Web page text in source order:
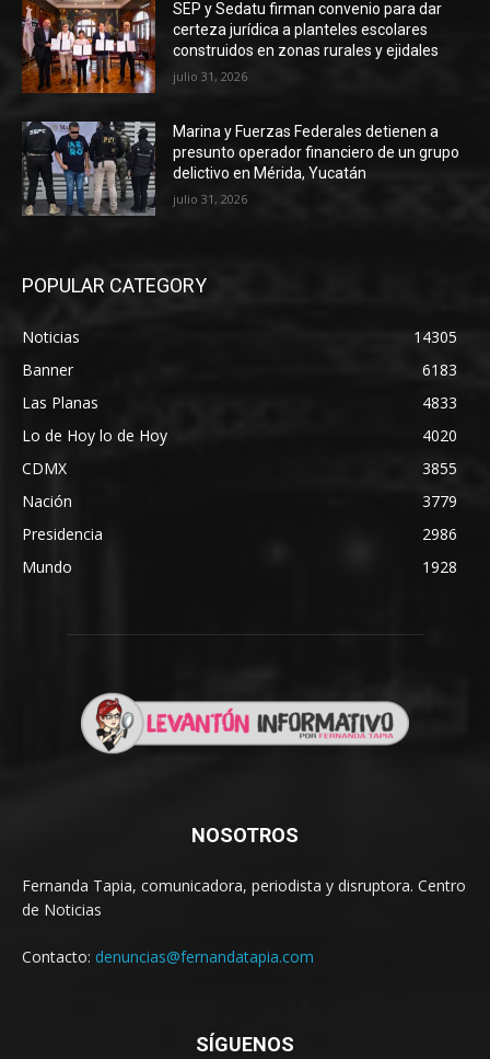
SEP y Sedatu firman convenio para dar
certeza jurídica a planteles escolares
construidos en zonas rurales y ejidales
julio 31, 2026
Marina y Fuerzas Federales detienen a
presunto operador financiero de un grupo
delictivo en Mérida, Yucatán
julio 31, 2026
POPULAR CATEGORY
Noticias
14305
Banner
6183
Las Planas
4833
Lo de Hoy lo de Hoy
4020
CDMX
3855
Nación
3779
Presidencia
2986
Mundo
1928
NOSOTROS
Fernanda Tapia, comunicadora, periodista y disruptora. Centro
de Noticias
Contacto: denuncias@fernandatapia.com
SÍGUENOS